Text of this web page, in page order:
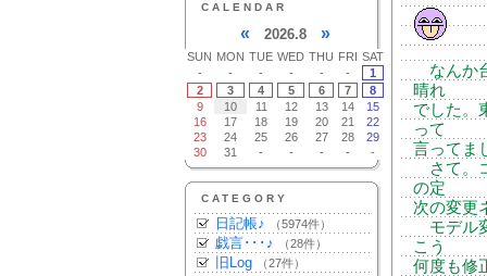
CALENDAR
« 2026.8 »
SUN MON TUE WED THU FRI SAT
-
- - - - -
1
2
3 4 5 6 7
8
9
10 11 12 13 14
15
16
17 18 19 20 21
22
23
24 25 26 27 28
29
30
31 - - - - -
CATEGORY
日記帳♪ （5974件）
戯言･･･♪ （28件）
旧Log （27件）
なんか
晴れ
でした。
って
言ってま
さて。
の定
次の変更
モデル
こう
何度も修